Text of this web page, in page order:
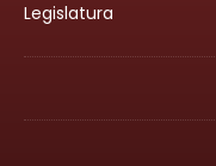
Legislatura